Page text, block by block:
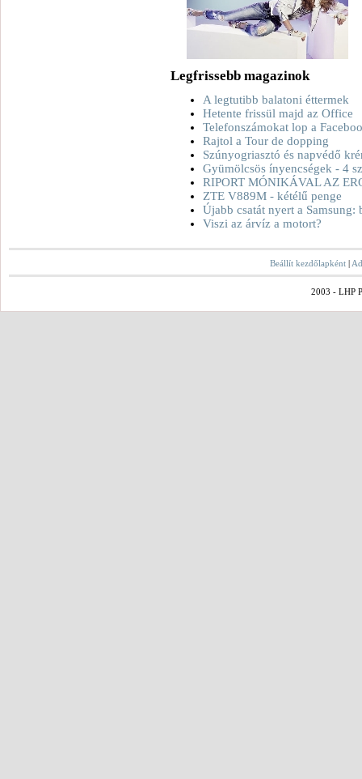
Legfrissebb magazinok
A legtutibb balatoni éttermek
Hetente frissül majd az Office
Telefonszámokat lop a
Rajtol a Tour de dopping
Szúnyogriasztó és napvédő
Gyümölcsös ínyencségek - 4
RIPORT MÓNIKÁVAL AZ
ZTE V889M - kétélű penge
Újabb csatát nyert a
Viszi az árvíz a motort?
Beállít kezdőlapként |
2003 - LHP